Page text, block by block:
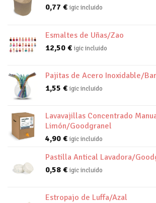
0,77 € igic incluido
Esmaltes de Uñas/Zao
12,50 € igic incluido
Pajitas de Acero Inoxidable/
1,55 € igic incluido
Lavavajillas Concentrado
Limón/Goodgranel
4,90 € igic incluido
Pastilla Antical Lavadora/
0,58 € igic incluido
Estropajo de Luffa/Azal